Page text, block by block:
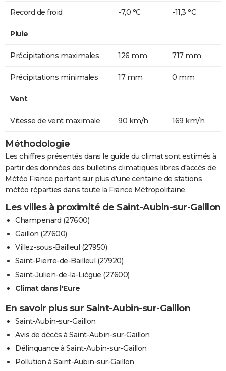
Record de froid -7,0 °C -11,3 °C
Pluie
Précipitations maximales 126 mm 717 mm
Précipitations minimales 17 mm 0 mm
Vent
Vitesse de vent maximale 90 km/h 169 km/h
Méthodologie
Les chiffres présentés dans le guide du climat sont estimés à
partir des données des bulletins climatiques libres d'accès de
Météo France portant sur plus d'une centaine de stations
météo réparties dans toute la France Métropolitaine.
Les villes à proximité de Saint-Aubin-sur-Gaillon
Champenard (27600)
Gaillon (27600)
Villez-sous-Bailleul (27950)
Saint-Pierre-de-Bailleul (27920)
Saint-Julien-de-la-Liègue (27600)
Climat dans l'Eure
En savoir plus sur Saint-Aubin-sur-Gaillon
Saint-Aubin-sur-Gaillon
Avis de décès à Saint-Aubin-sur-Gaillon
Délinquance à Saint-Aubin-sur-Gaillon
Pollution à Saint-Aubin-sur-Gaillon